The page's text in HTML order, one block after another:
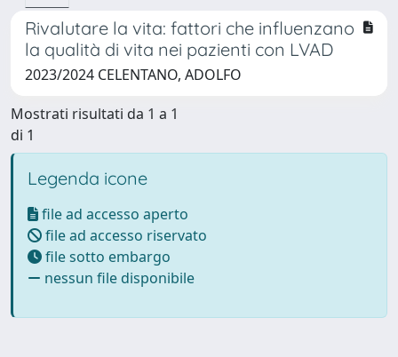
Rivalutare la vita: fattori che influenzano
la qualità di vita nei pazienti con LVAD
2023/2024 CELENTANO, ADOLFO
Mostrati risultati da 1 a 1
di 1
Legenda icone
file ad accesso aperto
file ad accesso riservato
file sotto embargo
nessun file disponibile